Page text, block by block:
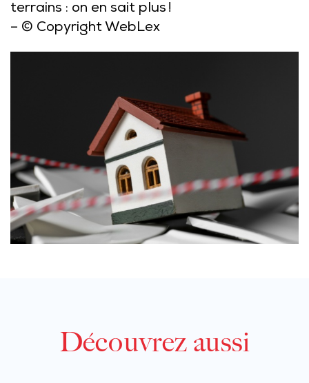
terrains : on en sait plus !
– © Copyright WebLex
Découvrez aussi